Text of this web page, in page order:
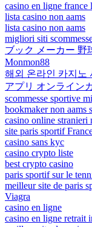
casino en ligne france
lista casino non aams
lista casino non aams
migliori siti
ブック メーカー 野
Monmon88
해외 온라인 카지노
アプリ オンライン
scommesse sportive
bookmaker non aams
casino online
site paris sportif
casino sans kyc
casino crypto liste
best crypto casino
paris sportif sur le
meilleur site de paris
Viagra
casino en ligne
casino en ligne retrait